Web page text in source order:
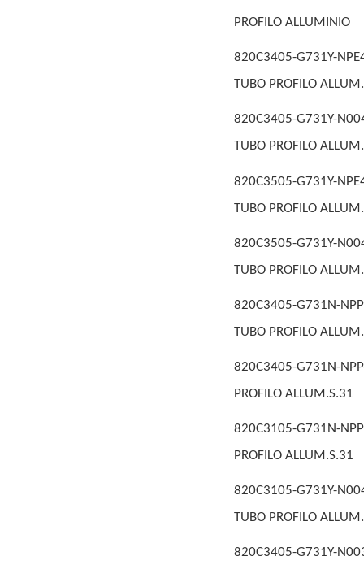
PROFILO ALLUMINIO
820C3405-G731Y-
TUBO PROFILO
820C3405-G731Y-
TUBO PROFILO
820C3505-G731Y-
TUBO PROFILO
820C3505-G731Y-
TUBO PROFILO
820C3405-G731N-
TUBO PROFILO
820C3405-G731N-
PROFILO ALLUM.S.31
820C3105-G731N-NPP
PROFILO ALLUM.S.31
820C3105-G731Y-
TUBO PROFILO
820C3405-G731Y-